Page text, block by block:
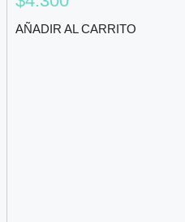
AÑADIR AL CARRITO